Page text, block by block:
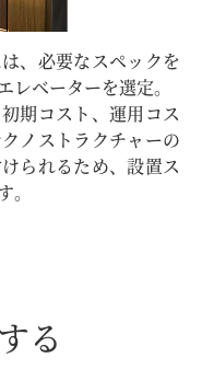
、必要なスペックを
ベーターを選定。
期コスト、運用コス
ノストラクチャーの
られるため、設置ス
る